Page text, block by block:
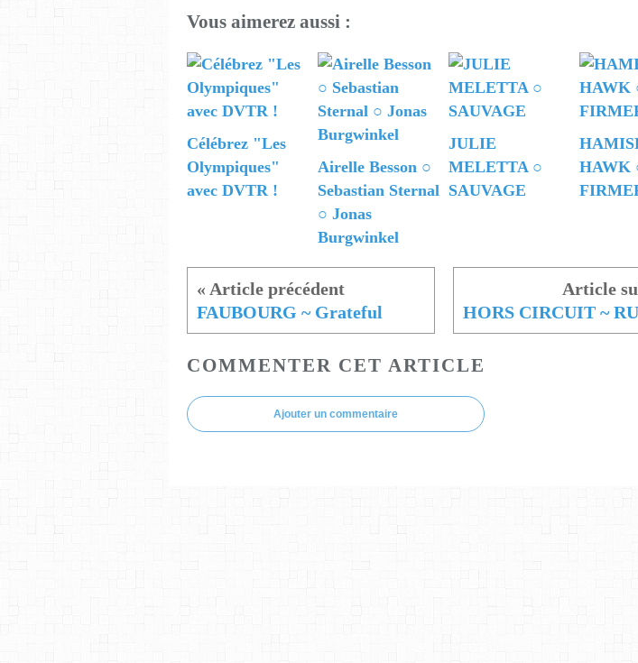
Vous aimerez aussi :
Célébrez "Les
Olympiques"
avec DVTR !
Airelle Besson ○
Sebastian Sternal
○ Jonas
Burgwinkel
JULIE
MELETTA ○
SAUVAGE
HAWK
FAUBOURG ~ Grateful
COMMENTER CET ARTICLE
Ajouter un commentaire